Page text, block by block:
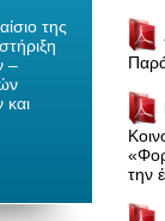
της
–
την